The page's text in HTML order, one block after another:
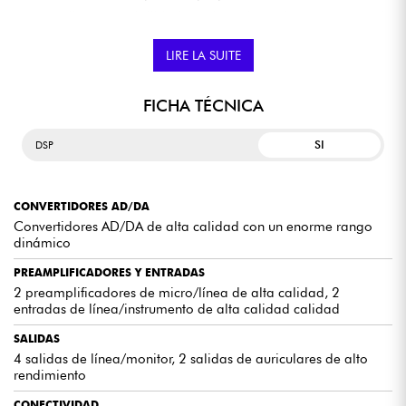
herramientas favoritas.
Diseño sólido y duradero para una máxima longevidad
Con el potente DSP interno de la MT48, puede aplicar efectos
directamente a las señales sin necesidad de un ordenador. La gran
variedad de herramientas que ofrece el DSP es muy útil para esculpir
y crear ambientes específicos para mezclas de alto nivel. Además, la
monitorización de baja latencia garantiza un seguimiento preciso de
sus grabaciones.
136 DB DE RANGO DINÁMICO
desarrollado con Merging Technologies para obtener unos
LIRE LA SUITE
FICHA TÉCNICA
DSP SI
CONVERTIDORES AD/DA
Convertidores AD/DA de alta calidad con un enorme rango
dinámico
PREAMPLIFICADORES Y ENTRADAS
2 preamplificadores de micro/línea de alta calidad, 2
entradas de línea/instrumento de alta calidad calidad
SALIDAS
4 salidas de línea/monitor, 2 salidas de auriculares de alto
rendimiento